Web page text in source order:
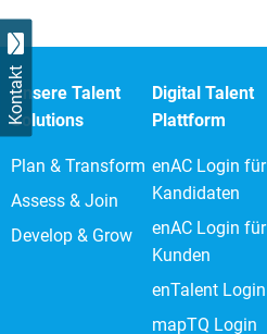
Unsere Talent
Solutions
Plan & Transform
Assess & Join
Develop & Grow
Digital Talent
Plattform
enAC Login für
Kandidaten
enAC Login für
Kunden
enTalent Login
mapTQ Login
Kontakt